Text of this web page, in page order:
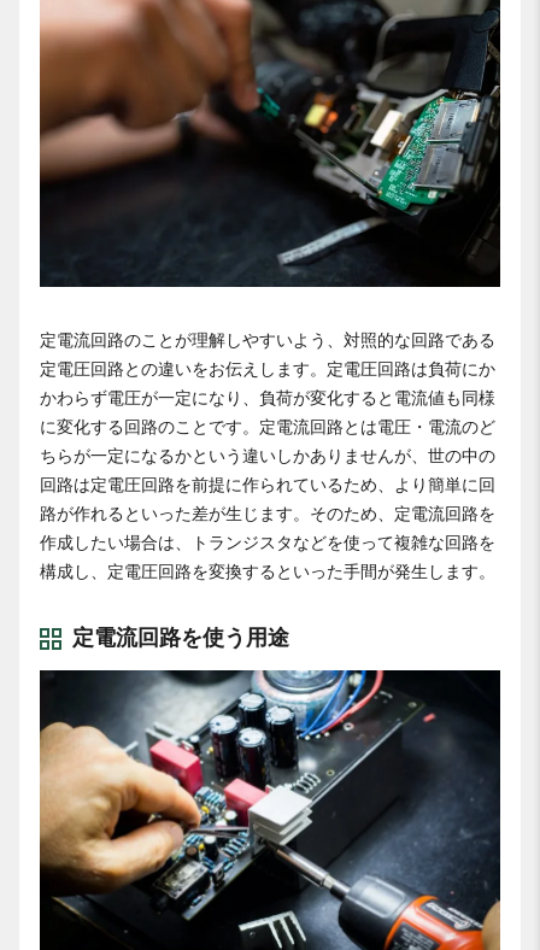
定電流回路のことが理解しやすいよう、対照的な回路である
定電圧回路との違いをお伝えします。定電圧回路は負荷にか
かわらず電圧が一定になり、負荷が変化すると電流値も同様
に変化する回路のことです。定電流回路とは電圧・電流のど
ちらが一定になるかという違いしかありませんが、世の中の
回路は定電圧回路を前提に作られているため、より簡単に回
路が作れるといった差が生じます。そのため、定電流回路を
作成したい場合は、トランジスタなどを使って複雑な回路を
構成し、定電圧回路を変換するといった手間が発生します。
定電流回路を使う用途